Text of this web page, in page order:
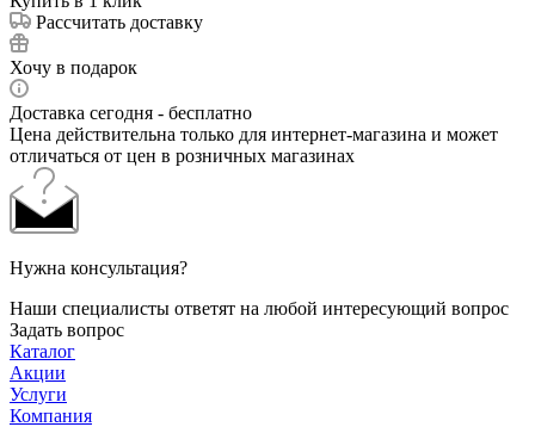
Рассчитать доставку
Хочу в подарок
Доставка сегодня - бесплатно
Цена действительна только для интернет-магазина и может
отличаться от цен в розничных магазинах
Нужна консультация?
Наши специалисты ответят на любой интересующий вопрос
Задать вопрос
Каталог
Акции
Услуги
Компания